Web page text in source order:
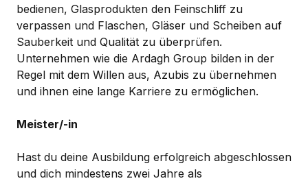
bedienen, Glasprodukten den Feinschliff zu
verpassen und Flaschen, Gläser und Scheiben auf
Sauberkeit und Qualität zu überprüfen.
Unternehmen wie die Ardagh Group bilden in der
Regel mit dem Willen aus, Azubis zu übernehmen
und ihnen eine lange Karriere zu ermöglichen.
Meister/-in
Hast du deine Ausbildung erfolgreich abgeschlossen
und dich mindestens zwei Jahre als